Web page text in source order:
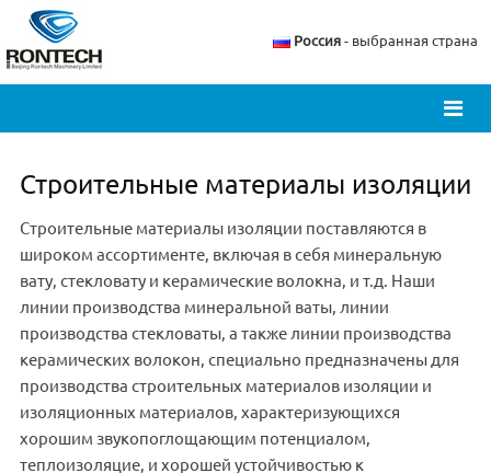
Россия - выбранная страна
Строительные материалы изоляции
Строительные материалы изоляции поставляются в
широком ассортименте, включая в себя минеральную
вату, стекловату и керамические волокна, и т.д. Наши
линии производства минеральной ваты, линии
производства стекловаты, а также линии производства
керамических волокон, специально предназначены для
производства строительных материалов изоляции и
изоляционных материалов, характеризующихся
хорошим звукопоглощающим потенциалом,
теплоизоляцие, и хорошей устойчивостью к